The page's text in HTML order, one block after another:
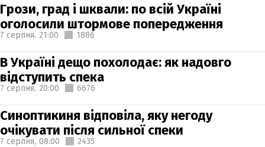
Грози, град і шквали: по всій Україні
оголосили штормове попередження
7 серпня, 21:00 1886
В Україні дещо похолодає: як надовго
відступить спека
7 серпня, 20:00 6676
Синоптикиня відповіла, яку негоду
очікувати після сильної спеки
7 серпня, 08:00 2435